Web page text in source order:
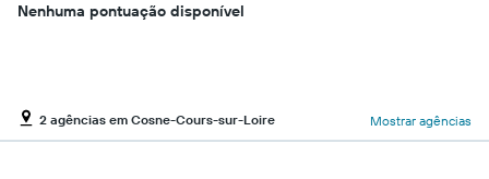
Nenhuma pontuação disponível
2 agências em Cosne-Cours-sur-Loire Mostrar agências